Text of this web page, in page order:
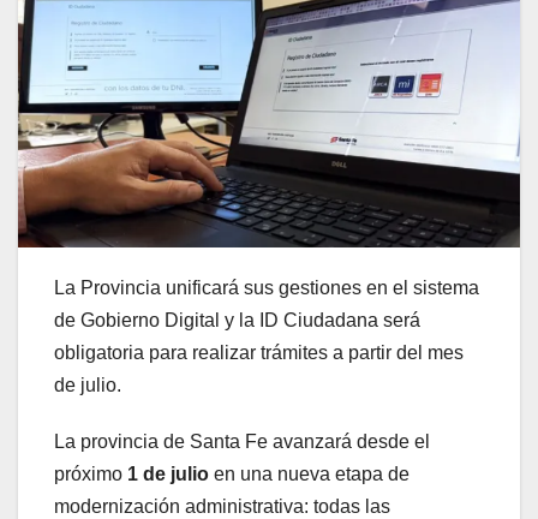
La Provincia unificará sus gestiones en el sistema
de Gobierno Digital y la ID Ciudadana será
obligatoria para realizar trámites a partir del mes
de julio.
La provincia de Santa Fe avanzará desde el
próximo 1 de julio en una nueva etapa de
modernización administrativa: todas las